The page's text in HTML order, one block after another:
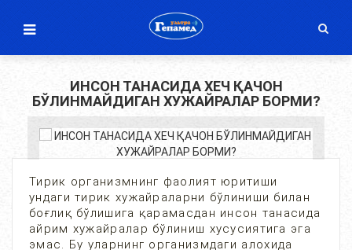
ИНСОН ТАНАСИДА ХЕЧ ҚАЧОН
БЎЛИНМАЙДИГАН ХУЖАЙРАЛАР БОРМИ?
Тирик организмнинг фаолият юритиши
ундаги тирик хужайраларни бўлиниши билан
боғлиқ бўлишига қарамасдан инсон танасида
айрим хужайралар бўлиниш хусусиятига эга
эмас. Бу уларнинг организмдаги алохида